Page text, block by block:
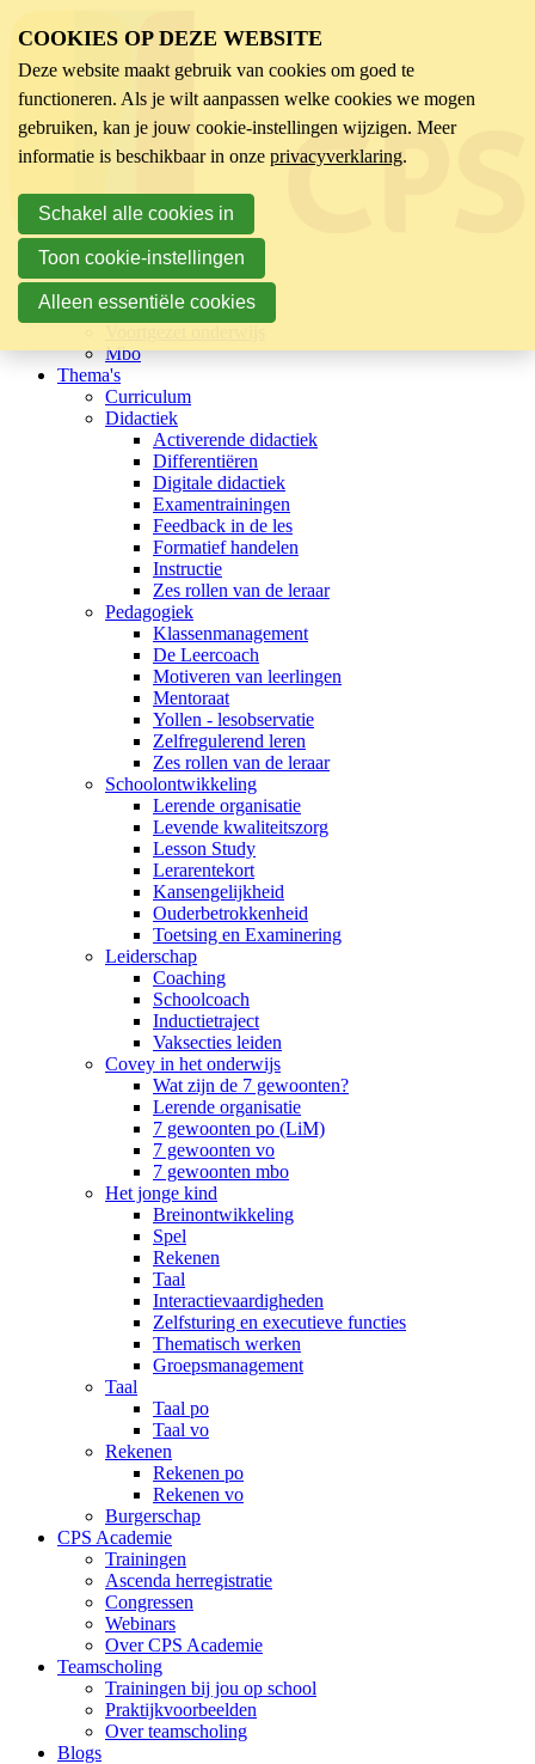
Sector
Kinderopvang
Basisonderwijs
Mbo
Thema's
Curriculum
Didactiek
Activerende didactiek
Differentiëren
Digitale didactiek
Examentrainingen
Feedback in de les
Formatief handelen
Instructie
Zes rollen van de leraar
Pedagogiek
Klassenmanagement
De Leercoach
Motiveren van leerlingen
Mentoraat
Yollen - lesobservatie
Zelfregulerend leren
Zes rollen van de leraar
Schoolontwikkeling
Lerende organisatie
Levende kwaliteitszorg
Lesson Study
Lerarentekort
Kansengelijkheid
Ouderbetrokkenheid
Toetsing en Examinering
Leiderschap
Coaching
Schoolcoach
Inductietraject
Vaksecties leiden
Covey in het onderwijs
Wat zijn de 7 gewoonten?
Lerende organisatie
7 gewoonten po (LiM)
7 gewoonten vo
7 gewoonten mbo
Het jonge kind
Breinontwikkeling
Spel
Rekenen
Taal
Interactievaardigheden
Zelfsturing en executieve functies
Thematisch werken
Groepsmanagement
Taal
Taal po
Taal vo
Rekenen
Rekenen po
Rekenen vo
Burgerschap
CPS Academie
Trainingen
Ascenda herregistratie
Congressen
Webinars
Over CPS Academie
Teamscholing
Trainingen bij jou op school
Praktijkvoorbeelden
Over teamscholing
Blogs
COOKIES OP DEZE WEBSITE
Deze website maakt gebruik van cookies om goed te
functioneren. Als je wilt aanpassen welke cookies we mogen
gebruiken, kan je jouw cookie-instellingen wijzigen. Meer
informatie is beschikbaar in onze privacyverklaring.
Schakel alle cookies in
Toon cookie-instellingen
Alleen essentiële cookies